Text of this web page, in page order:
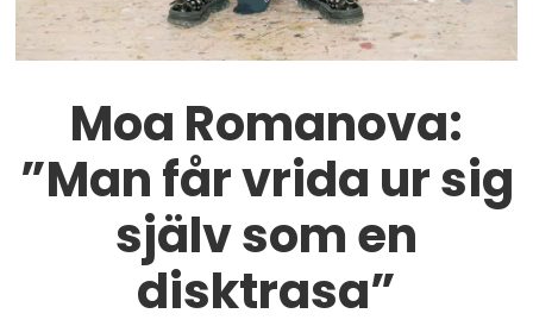
Moa Romanova:
”Man får vrida ur sig
själv som en
disktrasa”